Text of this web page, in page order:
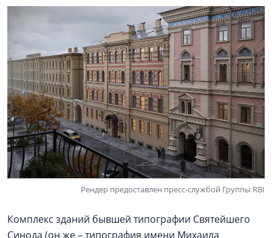
Рендер предоставлен пресс-службой Группы RBI
Комплекс зданий бывшей типографии Святейшего
Синода (он же – типография имени Михаила